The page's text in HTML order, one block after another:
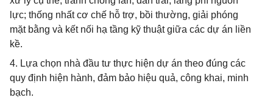
lực; thống nhất cơ chế hỗ trợ, bồi thường, giải phóng
mặt bằng và kết nối hạ tầng kỹ thuật giữa các dự án liền
kề.
4. Lựa chọn nhà đầu tư thực hiện dự án theo đúng các
quy định hiện hành, đảm bảo hiệu quả, công khai, minh
bạch.